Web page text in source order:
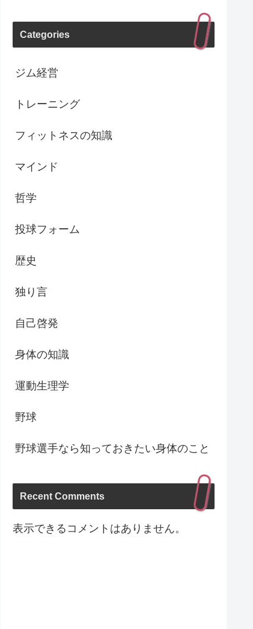
Categories
ジム経営
トレーニング
フィットネスの知識
マインド
哲学
投球フォーム
歴史
独り言
自己啓発
身体の知識
運動生理学
野球
野球選手なら知っておきたい身体のこと
Recent Comments
表示できるコメントはありません。